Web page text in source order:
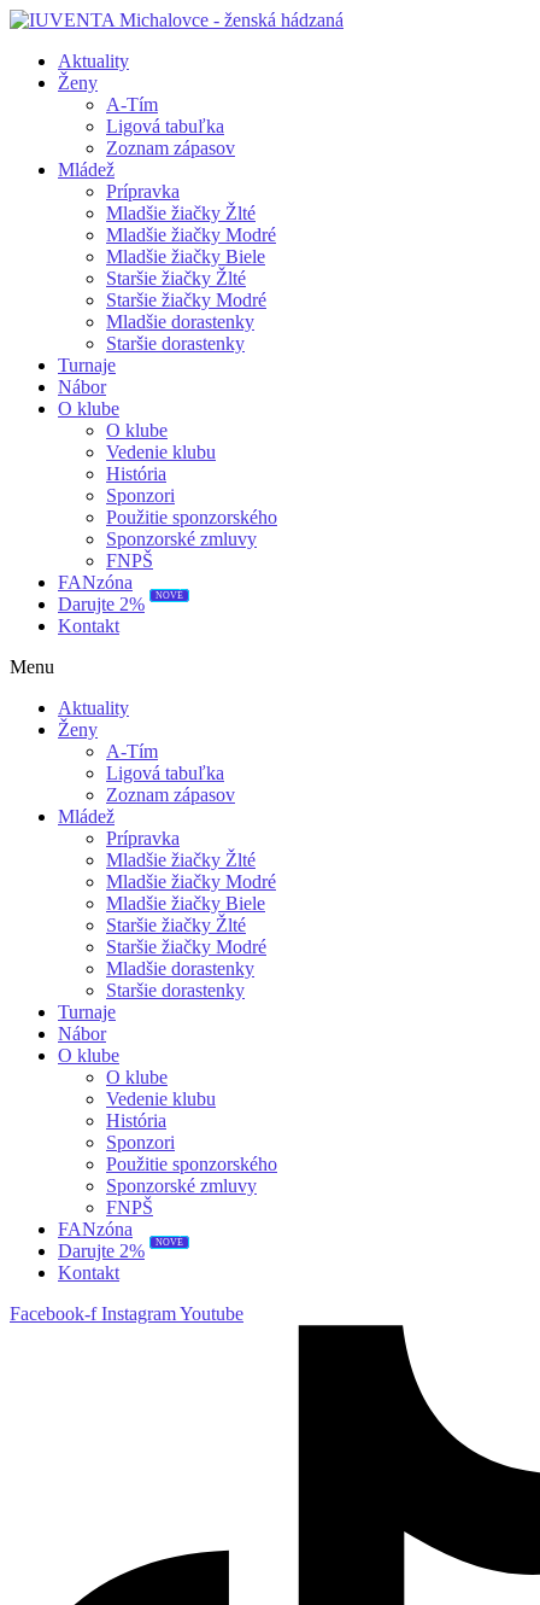
Aktuality
Ženy
A-Tím
Ligová tabuľka
Zoznam zápasov
Mládež
Prípravka
Mladšie žiačky Žlté
Mladšie žiačky Modré
Mladšie žiačky Biele
Staršie žiačky Žlté
Staršie žiačky Modré
Mladšie dorastenky
Staršie dorastenky
Turnaje
Nábor
O klube
O klube
Vedenie klubu
História
Sponzori
Použitie sponzorského
Sponzorské zmluvy
FNPŠ
FANzóna
Darujte 2%
NOVÉ
Kontakt
Menu
Aktuality
Ženy
A-Tím
Ligová tabuľka
Zoznam zápasov
Mládež
Prípravka
Mladšie žiačky Žlté
Mladšie žiačky Modré
Mladšie žiačky Biele
Staršie žiačky Žlté
Staršie žiačky Modré
Mladšie dorastenky
Staršie dorastenky
Turnaje
Nábor
O klube
O klube
Vedenie klubu
História
Sponzori
Použitie sponzorského
Sponzorské zmluvy
FNPŠ
FANzóna
Darujte 2%
NOVÉ
Kontakt
Facebook-f InstagramYoutube